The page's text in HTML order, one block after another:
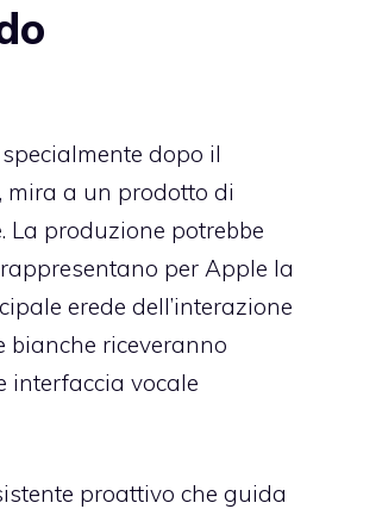
dopo il
mira a un prodotto di
produzione potrebbe
per Apple la
erede dell’interazione
bianche riceveranno
interfaccia vocale
proattivo che guida